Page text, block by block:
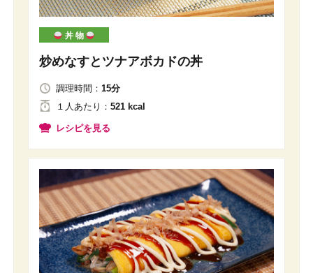
丼 物
炒めなすとツナアボカドの丼
調理時間： 15分
１人 あたり ： 521 kcal
レシピを見る